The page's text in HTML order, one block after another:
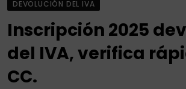
DEVOLUCIÓN DEL IVA
Inscripción 2025
del IVA, verifica
CC.